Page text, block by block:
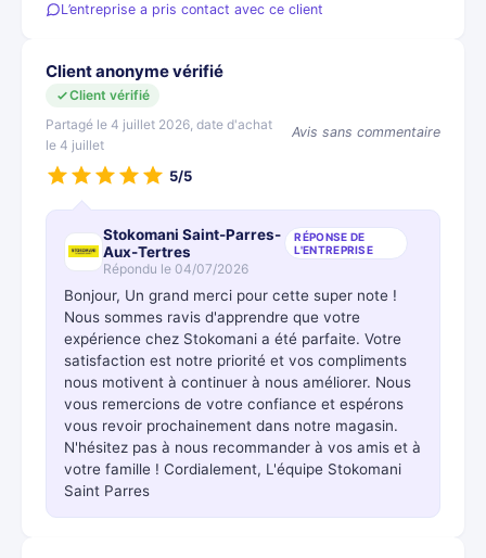
L’entreprise a pris contact avec ce client
Client anonyme vérifié
Client vérifié
Partagé le 4 juillet 2026, date d'achat
le 4 juillet
Avis sans commentaire
5/5
Stokomani Saint-Parres-
Aux-Tertres
RÉPONSE DE
L'ENTREPRISE
Répondu le 04/07/2026
Bonjour, Un grand merci pour cette super note !
Nous sommes ravis d'apprendre que votre
expérience chez Stokomani a été parfaite. Votre
satisfaction est notre priorité et vos compliments
nous motivent à continuer à nous améliorer. Nous
vous remercions de votre confiance et espérons
vous revoir prochainement dans notre magasin.
N'hésitez pas à nous recommander à vos amis et à
votre famille ! Cordialement, L'équipe Stokomani
Saint Parres